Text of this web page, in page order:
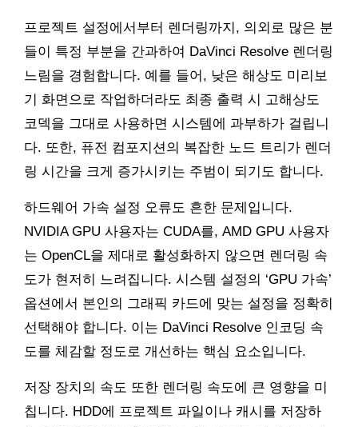
프로젝트 설정에서부터 렌더링까지, 의외로 많은 분
들이 특정 부분을 간과하여 DaVinci Resolve 렌더링
느림을 경험합니다. 예를 들어, 낮은 해상도 미리보
기 화면으로 작업하더라도 최종 출력 시 고해상도
코덱을 그대로 사용하면 시스템에 과부하가 걸립니
다. 또한, 퓨전 컴포지션의 복잡한 노드 트리가 렌더
링 시간을 크게 증가시키는 주범이 되기도 합니다.
하드웨어 가속 설정 오류도 흔한 문제입니다.
NVIDIA GPU 사용자는 CUDA를, AMD GPU 사용자
는 OpenCL을 제대로 활성화하지 않으면 렌더링 속
도가 현저히 느려집니다. 시스템 설정의 ‘GPU 가속’
옵션에서 본인의 그래픽 카드에 맞는 설정을 정확히
선택해야 합니다. 이는 DaVinci Resolve 인코딩 속
도를 체감할 정도로 개선하는 핵심 요소입니다.
저장 장치의 속도 또한 렌더링 속도에 큰 영향을 미
칩니다. HDD에 프로젝트 파일이나 캐시를 저장하